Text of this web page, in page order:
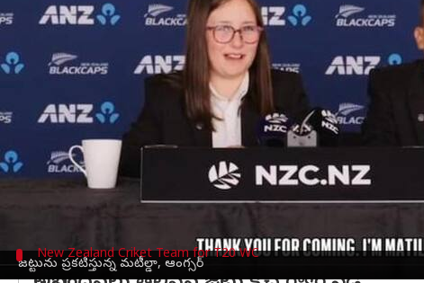
జట్టును ప్రకటిస్తున్న మటీల్డా, ఆంగ్సర్
ఈ వార్తాకథనం ఏంటి
టి20 (T20) వరల్డ్ కప్ (World Cup)టోర్నమెంట్ కు
ఐసీసీటోర్నీ(Icc Tourney) కి 15 మంది సభ్యులతో కూడిన
మట్టిల్దా ,యాంగర్స్ అనే ఇద్దరు చిన్నారులు ప్రకటించడం ఈ
2024 వరల్డ్ కప్ టి20 చూడనీకి సంబంధించి న్యూజిలాండ్
పొందారు.
New Zealand Criket Team for T20 WC